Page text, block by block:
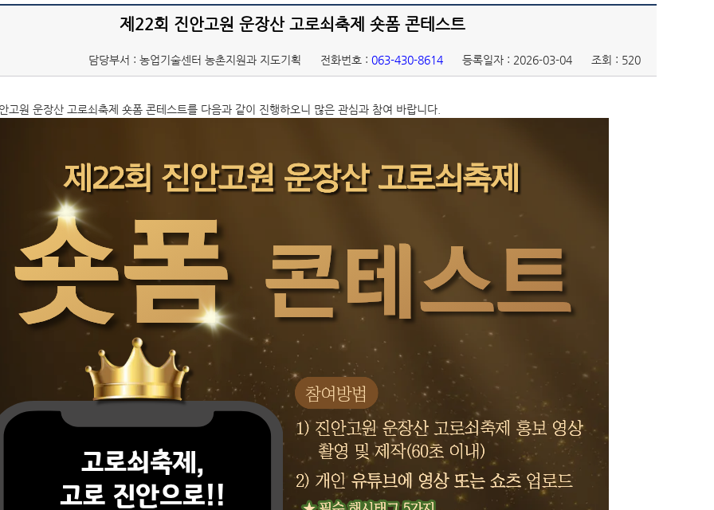
제22회 진안고원 운장산 고로쇠축제 숏폼 콘테스트
담당부서 : 농업기술센터 농촌지원과 지도기획 전화번호 : 063-430-8614 등록일자 : 2026-03-04 조회 : 520
고원 운장산 고로쇠축제 숏폼 콘테스트를 다음과 같이 진행하오니 많은 관심과 참여 바랍니다.